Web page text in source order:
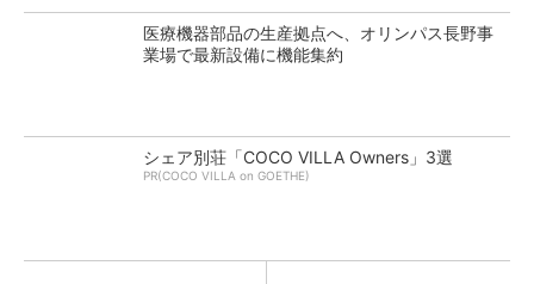
医療機器部品の生産拠点へ、オリンパス長野事
業場で最新設備に機能集約
シェア別荘「COCO VILLA Owners」3選
PR(COCO VILLA on GOETHE)